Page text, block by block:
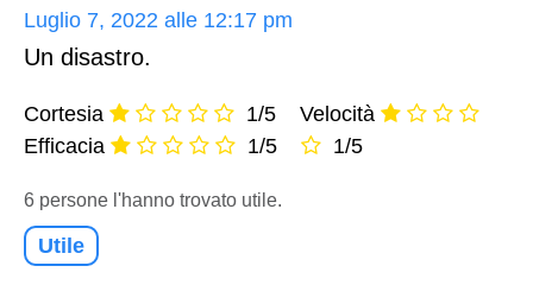
Luglio 7, 2022 alle 12:17 pm
Un disastro.
Cortesia
1/5
Efficacia
1/5
Velocità
1/5
6 persone l'hanno trovato utile.
Utile